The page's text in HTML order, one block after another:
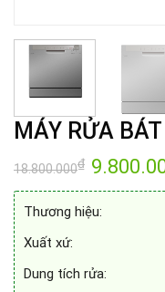
MÁY RỬA
18.800.000₫ Giá
gốc
là:
Thương
Xuất
Dung tích